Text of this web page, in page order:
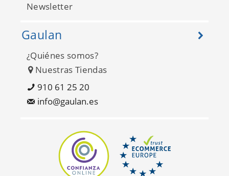
Newsletter
Gaulan
¿Quiénes somos?
Nuestras Tiendas
910 61 25 20
info@gaulan.es